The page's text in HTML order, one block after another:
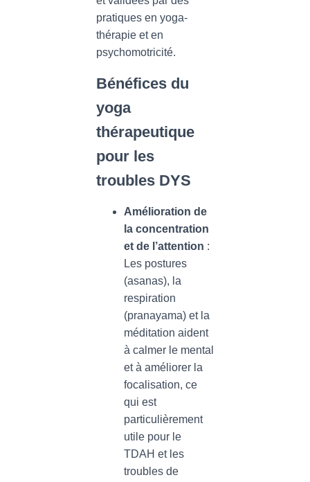
pratiques en yoga-
thérapie et en
psychomotricité.
Bénéfices du
yoga
thérapeutique
pour les
troubles DYS
Amélioration de
la concentration
et de l’attention :
Les postures
(asanas), la
respiration
(pranayama) et la
méditation aident
à calmer le mental
et à améliorer la
focalisation, ce
qui est
particulièrement
utile pour le
TDAH et les
troubles de